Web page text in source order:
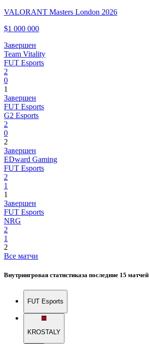
VALORANT Masters London 2026
$1 000 000
Завершен
Team Vitality
FUT Esports
2
0
1
Завершен
FUT Esports
G2 Esports
2
0
2
Завершен
EDward Gaming
FUT Esports
2
1
1
Завершен
FUT Esports
NRG
2
1
2
Все матчи
Внутриигровая статистиказа последние 15 матчей
FUT Esports
KROSTALY